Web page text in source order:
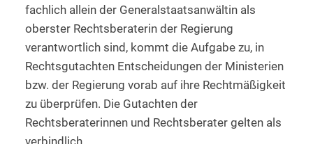
fachlich allein der Generalstaatsanwältin als
oberster Rechtsberaterin der Regierung
verantwortlich sind, kommt die Aufgabe zu, in
Rechtsgutachten Entscheidungen der Ministerien
bzw. der Regierung vorab auf ihre Rechtmäßigkeit
zu überprüfen. Die Gutachten der
Rechtsberaterinnen und Rechtsberater gelten als
verbindlich.